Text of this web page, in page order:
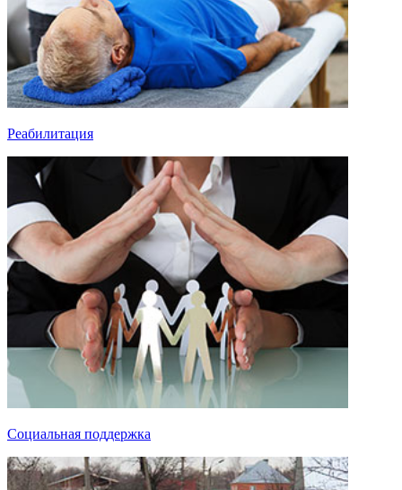
Реабилитация
Социальная поддержка